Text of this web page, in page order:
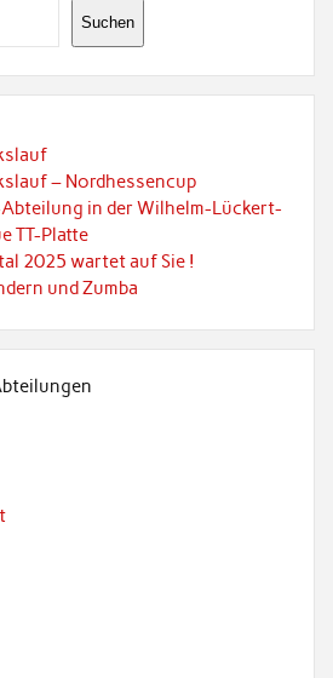
Suchen
– Nordhessencup
Abteilung in der Wilhelm-Lückert-
TT-Platte
2025 wartet auf Sie !
und Zumba